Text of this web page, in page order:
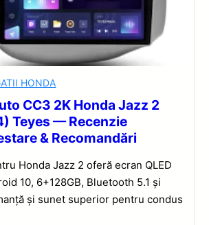
HONDA
CC3 2K Honda Jazz 2
Teyes — Recenzie
& Recomandări
Honda Jazz 2 oferă ecran QLED
10, 6+128GB, Bluetooth 5.1 și
și sunet superior pentru condus